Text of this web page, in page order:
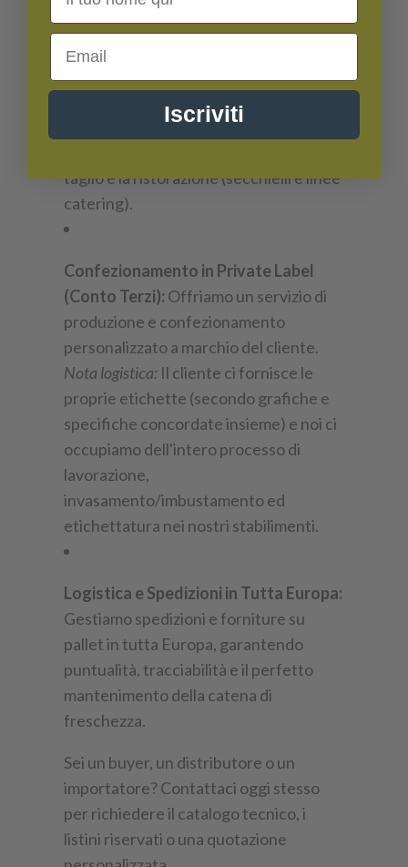
laGrande Distribuzione Organizzata
(GDO)
boutique gastronomiche. Forniamo
referenze confezionate destinate al
consumatore finale (buste e vasi retail)
taglio e la ristorazione (secchielli e linee
catering).
Confezionamento in Private Label
(Conto Terzi): Offriamo un servizio di
produzione e confezionamento
personalizzato a marchio del cliente.
Nota logistica: Il cliente ci fornisce le
proprie etichette (secondo grafiche e
specifiche concordate insieme) e noi ci
occupiamo dell'intero processo di
lavorazione,
invasamento/imbustamento ed
etichettatura nei nostri stabilimenti.
Logistica e Spedizioni in Tutta Europa:
Gestiamo spedizioni e forniture su
pallet in tutta Europa, garantendo
puntualità, tracciabilità e il perfetto
mantenimento della catena di
freschezza.
Sei un buyer, un distributore o un
importatore? Contattaci oggi stesso
per richiedere il catalogo tecnico, i
listini riservati o una quotazione
Email
Iscriviti